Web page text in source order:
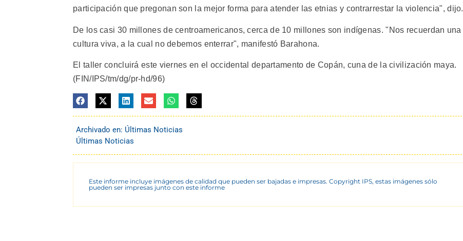
participación que pregonan son la mejor forma para atender las etnias y contrarrestar la violencia", dijo.
De los casi 30 millones de centroamericanos, cerca de 10 millones son indígenas. "Nos recuerdan una
cultura viva, a la cual no debemos enterrar", manifestó Barahona.
El taller concluirá este viernes en el occidental departamento de Copán, cuna de la civilización maya.
(FIN/IPS/tm/dg/pr-hd/96)
Archivado en: Últimas Noticias
Últimas Noticias
Este informe incluye imágenes de calidad que pueden ser bajadas e impresas. Copyright IPS, estas imágenes sólo
pueden ser impresas junto con este informe